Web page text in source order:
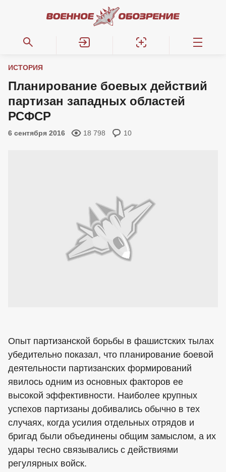
ИСТОРИЯ
Планирование боевых действий
партизан западных областей
РСФСР
6 сентября 2016 18 798 10
Опыт партизанской борьбы в фашистских тылах
убедительно показал, что планирование боевой
деятельности партизанских формирований
явилось одним из основных факторов ее
высокой эффективности. Наиболее крупных
успехов партизаны добивались обычно в тех
случаях, когда усилия отдельных отрядов и
бригад были объединены общим замыслом, а их
удары тесно связывались с действиями
регулярных войск.